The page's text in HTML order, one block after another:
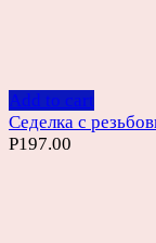
Add to cart
Седелка с
Р197.00